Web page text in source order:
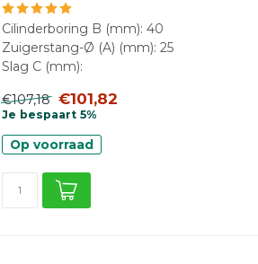
Cilinderboring B (mm): 40
Zuigerstang-Ø (A) (mm): 25
Slag C (mm):
€107,18 €101,82
Je bespaart 5%
Op voorraad